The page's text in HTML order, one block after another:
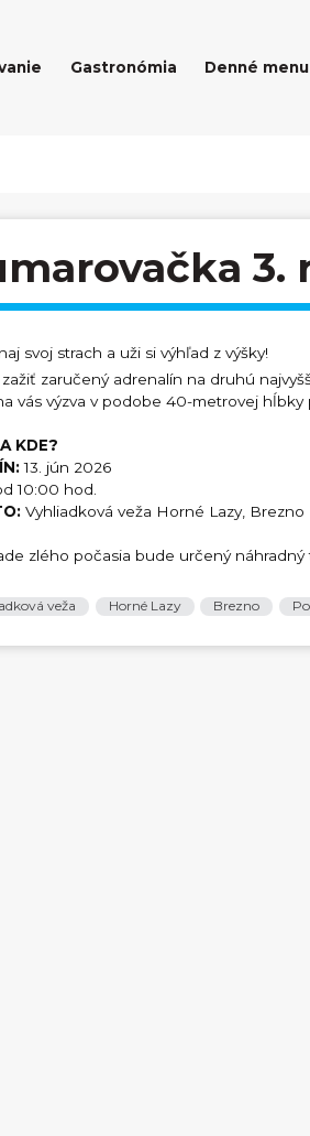
Gastronómia Denné menu
3.
svoj strach a uži si výhľad z výšky!
zaručený adrenalín na druhú
vás výzva v podobe 40-metrovej hĺbky
KDE?
13. jún 2026
10:00 hod.
Vyhliadková veža Horné Lazy, Brezno
zlého počasia bude určený náhradný
veža Horné Lazy Brezno